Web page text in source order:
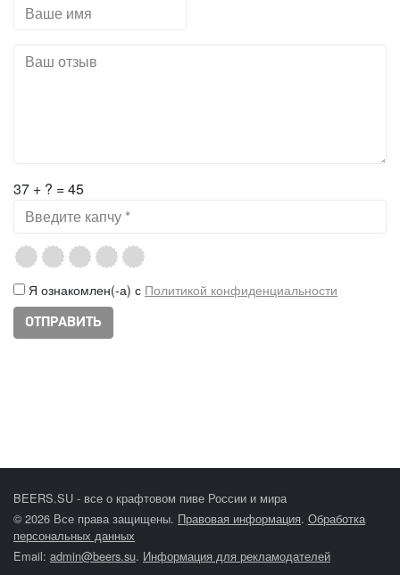
37 + ? = 45
Я ознакомлен(-а) с Политикой конфиденциальности
BEERS.SU - все о крафтовом пиве России и мира
© 2026 Все права защищены. Правовая информация. Обработка
персональных данных
Email: admin@beers.su. Информация для рекламодателей